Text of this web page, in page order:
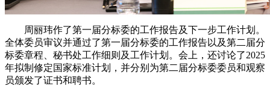
周丽玮作了第一届分标委的工作报告及下一步工作计划。
全体委员审议并通过了第一届分标委的工作报告以及第二届分
标委章程、秘书处工作细则及工作计划。会上，还讨论了2025
年拟制修定国家标准计划，并分别为第二届分标委委员和观察
员颁发了证书和聘书。